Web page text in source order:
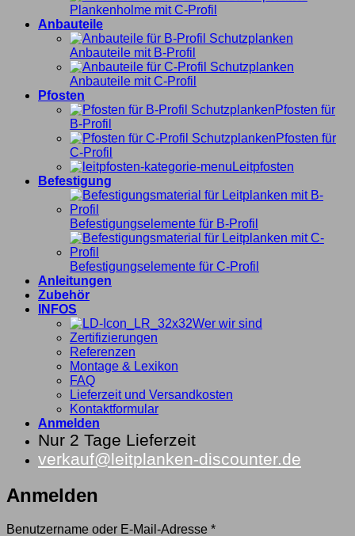
Plankenholme mit C-Profil
Anbauteile
Anbauteile mit B-Profil
Anbauteile mit C-Profil
Pfosten
Pfosten für
B-Profil
Pfosten für
C-Profil
Leitpfosten
Befestigung
Befestigungselemente für B-Profil
Befestigungselemente für C-Profil
Anleitungen
Zubehör
INFOS
Wer wir sind
Zertifizierungen
Referenzen
Montage & Lexikon
FAQ
Lieferzeit und Versandkosten
Kontaktformular
Anmelden
Nur 2 Tage Lieferzeit
verkauf@leitplanken-discounter.de
Anmelden
Benutzername oder E-Mail-Adresse *Erforderlich